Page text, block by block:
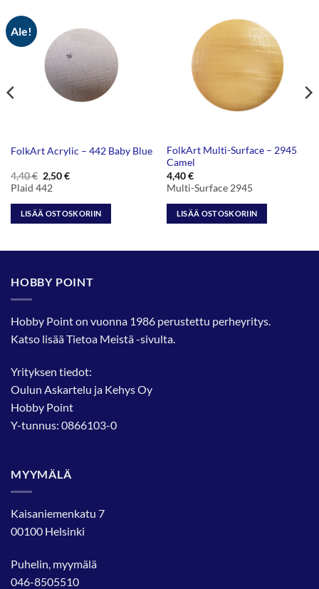
Ale!
FolkArt Acrylic – 442 Baby Blue
4,40€ Alkuperäinen
hinta
oli:
4,40 €.
2,50€Nykyinen
2,50 €.
Plaid 442
LISÄÄ OSTOSKORIIN
FolkArt Multi-Surface – 2945
Camel
4,40€
Multi-Surface 2945
LISÄÄ OSTOSKORIIN
HOBBY POINT
Hobby Point on vuonna 1986 perustettu perheyritys.
Katso lisääTietoa Meistä-sivulta.
Yrityksen tiedot:
Oulun Askartelu ja Kehys Oy
Hobby Point
Y-tunnus: 0866103-0
MYYMÄLÄ
Kaisaniemenkatu 7
00100 Helsinki
Puhelin, myymälä
046-8505510